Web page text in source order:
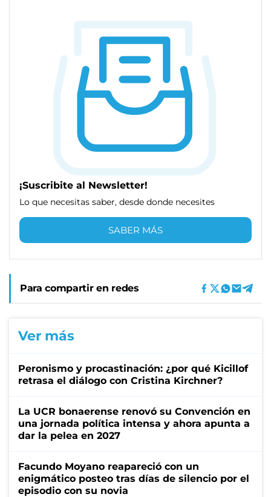
¡Suscribite al Newsletter!
Lo que necesitas saber, desde donde necesites
SABER MÁS
Para compartir en redes
Ver más
Peronismo y procastinación: ¿por qué Kicillof
retrasa el diálogo con Cristina Kirchner?
La UCR bonaerense renovó su Convención en
una jornada política intensa y ahora apunta a
dar la pelea en 2027
Facundo Moyano reapareció con un
enigmático posteo tras días de silencio por el
episodio con su novia